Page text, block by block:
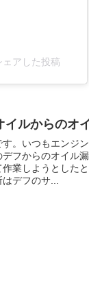
アした投稿
イルからのオ
す。いつもエンジ
デフからのオイル
作業しようとした
デフのサ...